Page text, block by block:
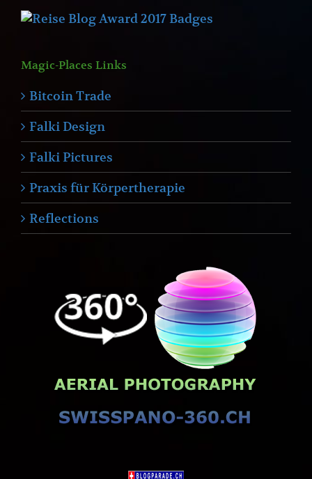
Magic-Places Links
Bitcoin Trade
Falki Design
Falki Pictures
Praxis für Körpertherapie
Reflections